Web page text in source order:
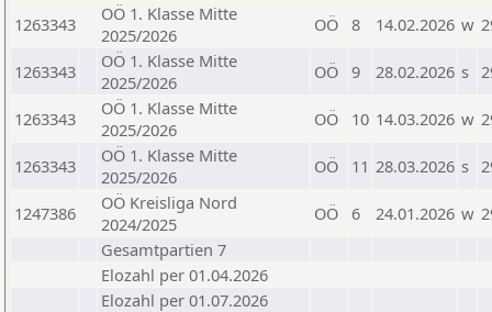
1263343
OÖ 1. Klasse Mitte
2025/2026
OÖ 8 14.02.2026 w
1263343
OÖ 1. Klasse Mitte
2025/2026
OÖ 9 28.02.2026 s
1263343
OÖ 1. Klasse Mitte
2025/2026
OÖ 10 14.03.2026 w
1263343
OÖ 1. Klasse Mitte
2025/2026
OÖ 11 28.03.2026 s
1247386
OÖ Kreisliga Nord
2024/2025
OÖ 6 24.01.2026 w
Gesamtpartien 7
Elozahl per 01.04.2026
Elozahl per 01.07.2026